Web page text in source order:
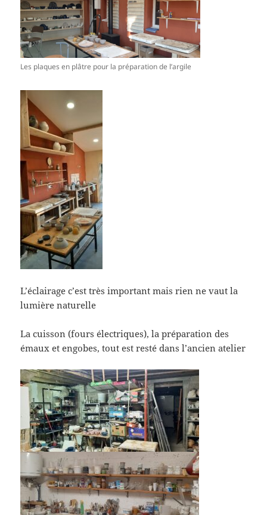
Les plaques en plâtre pour la préparation de l’argile
L’éclairage c’est très important mais rien ne vaut la
lumière naturelle
La cuisson (fours électriques), la préparation des
émaux et engobes, tout est resté dans l’ancien atelier